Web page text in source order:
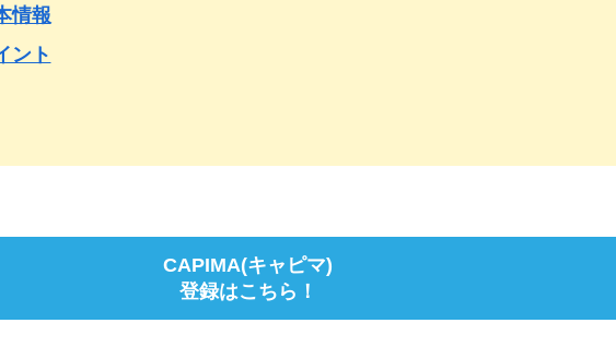
情報
ント
CAPIMA(キャピマ)
登録はこちら！